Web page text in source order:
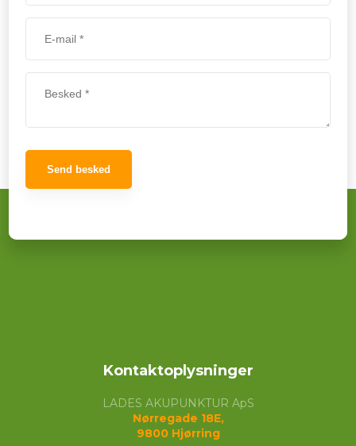
Kontaktoplysninger
LADES AKUPUNKTUR ApS
Nørregade 18E,
​9800 Hjørring